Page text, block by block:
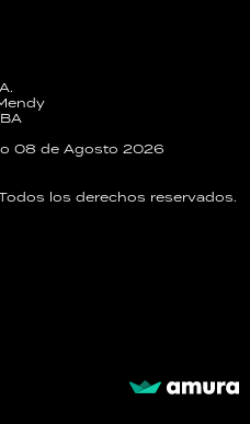
08 de Agosto 2026
los derechos reservados.